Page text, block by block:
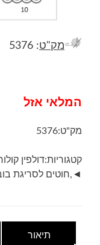
מק"ט: 5376
המלאי אזל
מק"ט:5376
קטגוריות:דולפין
◄
,חוטים לסריגת
תיאור